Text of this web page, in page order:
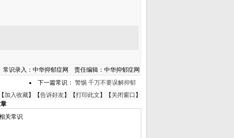
常识录入：中华抑郁症网 责任编辑：中华抑郁症网
下一篇常识： 警惕 千万不要误解抑郁
加入收藏】【告诉好友】【打印此文 】【 关闭窗口 】
关常识